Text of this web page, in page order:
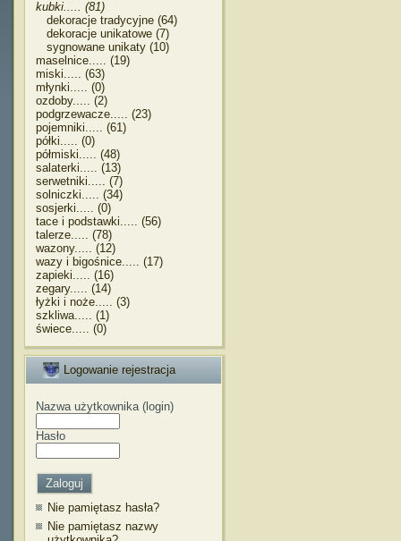
kubki..... (81)
dekoracje tradycyjne (64)
dekoracje unikatowe (7)
sygnowane unikaty (10)
maselnice..... (19)
miski..... (63)
młynki..... (0)
ozdoby..... (2)
podgrzewacze..... (23)
pojemniki..... (61)
półki..... (0)
półmiski..... (48)
salaterki..... (13)
serwetniki..... (7)
solniczki..... (34)
sosjerki..... (0)
tace i podstawki..... (56)
talerze..... (78)
wazony..... (12)
wazy i bigośnice..... (17)
zapieki..... (16)
zegary..... (14)
łyżki i noże..... (3)
szkliwa..... (1)
świece..... (0)
Logowanie rejestracja
Nazwa użytkownika (login)
Hasło
Nie pamiętasz hasła?
Nie pamiętasz nazwy